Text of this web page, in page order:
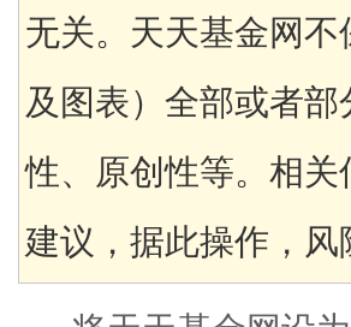
无关。天天基金网
及图表）全部或者
性、原创性等。相
建议，据此操作，